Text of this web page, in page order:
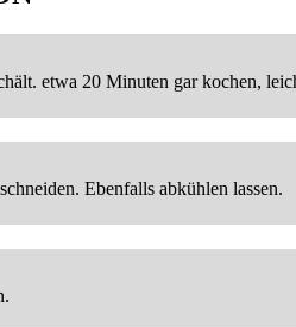
etwa 20 Minuten gar kochen,
Ebenfalls abkühlen lassen.